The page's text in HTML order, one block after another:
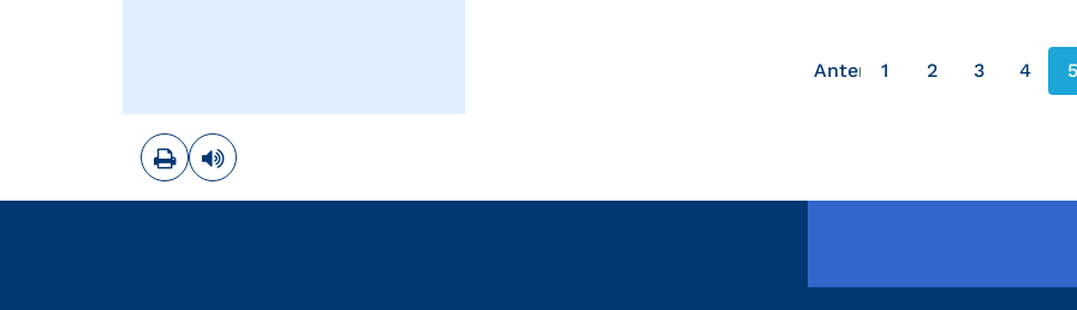
Anterior
1 2 3 4 5
ImprimirLeer contenido